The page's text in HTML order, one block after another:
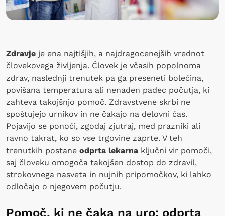
Zdravje je ena najtišjih, a najdragocenejših vrednot
človekovega življenja. Človek je včasih popolnoma
zdrav, naslednji trenutek pa ga preseneti bolečina,
povišana temperatura ali nenaden padec počutja, ki
zahteva takojšnjo pomoč. Zdravstvene skrbi ne
spoštujejo urnikov in ne čakajo na delovni čas.
Pojavijo se ponoči, zgodaj zjutraj, med prazniki ali
ravno takrat, ko so vse trgovine zaprte. V teh
trenutkih postane odprta lekarna ključni vir pomoči,
saj človeku omogoča takojšen dostop do zdravil,
strokovnega nasveta in nujnih pripomočkov, ki lahko
odločajo o njegovem počutju.
Pomoč, ki ne čaka na uro: odprta